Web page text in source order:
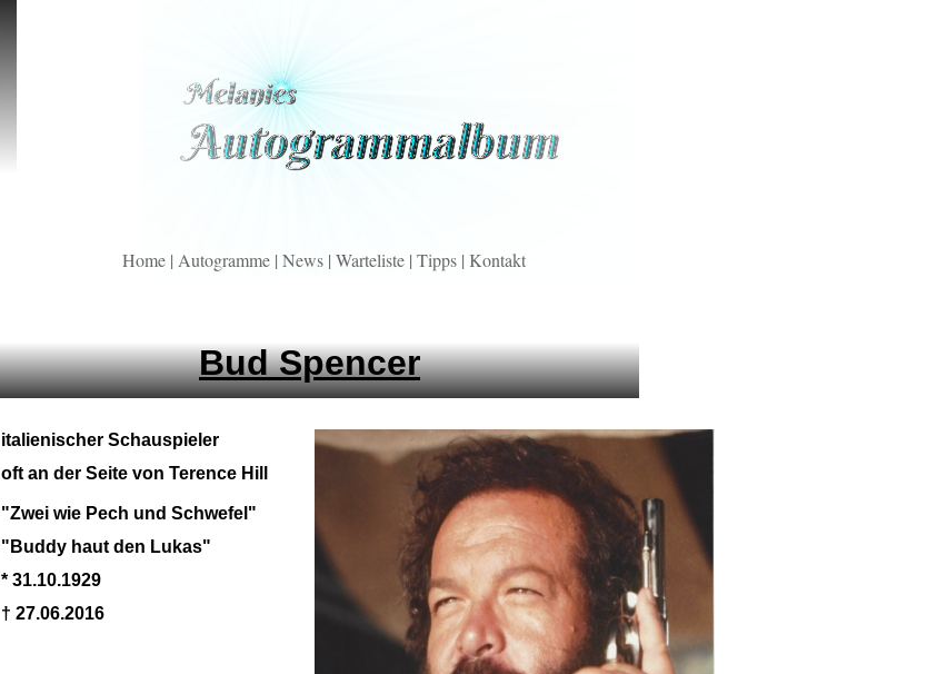
Bud Spencer
italienischer Schauspieler
oft an der Seite von Terence Hill
"Zwei wie Pech und Schwefel"
"Buddy haut den Lukas"
* 31.10.1929
† 27.06.2016
Home | Autogramme | News | Warteliste | Tipps | Kontakt